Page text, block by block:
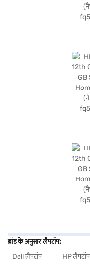
ब्रांड के अनुसार लैपटॉप:
Dell लैपटॉप
HP लैपटॉप